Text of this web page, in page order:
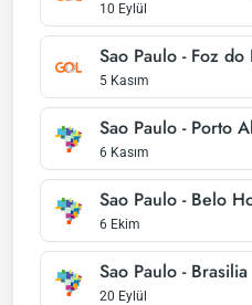
10 Eylül
Sao Paulo - Foz do
5 Kasım
Sao Paulo - Porto
6 Kasım
Sao Paulo - Belo
6 Ekim
Sao Paulo - Brasilia
20 Eylül